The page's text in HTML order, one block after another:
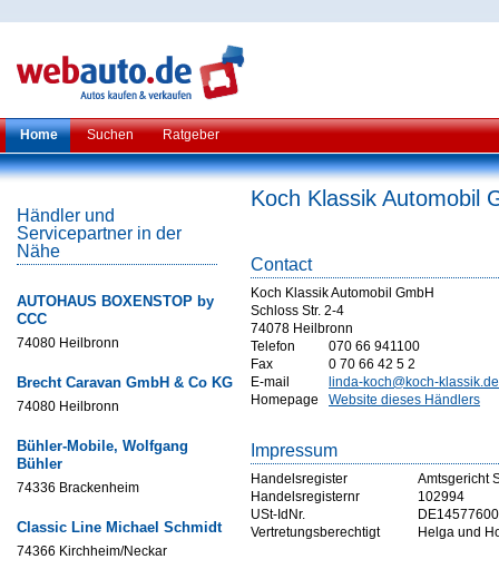
Home Suchen Ratgeber
Händler und
Servicepartner in der
Nähe
AUTOHAUS BOXENSTOP by
CCC
74080 Heilbronn
Brecht Caravan GmbH & Co KG
74080 Heilbronn
Bühler-Mobile, Wolfgang
Bühler
74336 Brackenheim
Classic Line Michael Schmidt
74366 Kirchheim/Neckar
Koch Klassik Automobil
Contact
Koch Klassik Automobil GmbH
Schloss Str. 2-4
74078 Heilbronn
Telefon
070 66 941100
Fax
0 70 66 42 5 2
E-mail
linda-koch@koch-klassik.de
Homepage
Website dieses Händlers
Impressum
Handelsregister
Amtsgericht
Handelsregisternr
102994
USt-IdNr.
Vertretungsberechtigt
Helga und